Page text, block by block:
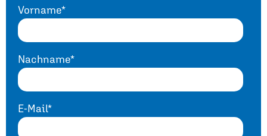
Vorname*
Nachname*
E-Mail*